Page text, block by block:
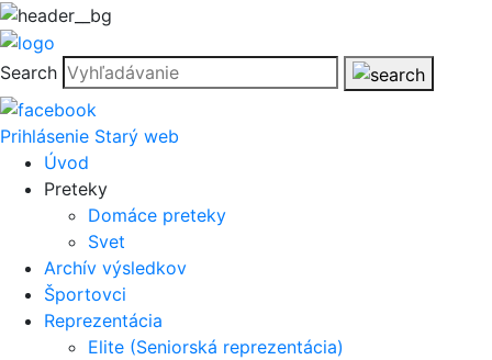
Search
Prihlásenie Starý web
Úvod
Preteky
Domáce preteky
Svet
Archív výsledkov
Športovci
Reprezentácia
Elite (Seniorská reprezentácia)